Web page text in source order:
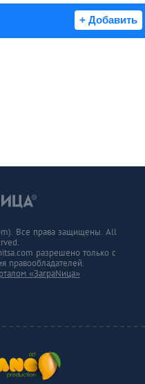
+ Добавить
Все права защищены. All
разрешено только с
правообладателей.
«ЗаграNица»